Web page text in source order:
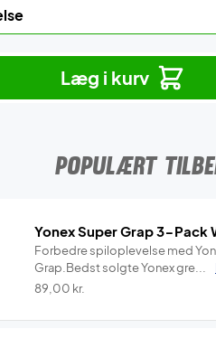
Læg i kurv
POPULÆRT
Yonex Super Grap 3-Pack
Forbedre spiloplevelse med
Grap.Bedst solgte Yonex gre...
89,00 kr.